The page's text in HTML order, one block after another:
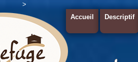
>
Accueil
Descriptif